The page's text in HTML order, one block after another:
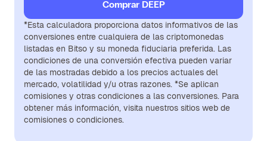
Comprar DEEP
*Esta calculadora proporciona datos informativos de las
conversiones entre cualquiera de las criptomonedas
listadas en Bitso y su moneda fiduciaria preferida. Las
condiciones de una conversión efectiva pueden variar
de las mostradas debido a los precios actuales del
mercado, volatilidad y/u otras razones. *Se aplican
comisiones y otras condiciones a las conversiones. Para
obtener más información, visita nuestros sitios web de
comisiones o condiciones.